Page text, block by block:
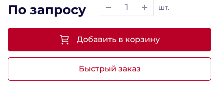
По запросу шт.
Быстрый заказ
Добавить в корзину